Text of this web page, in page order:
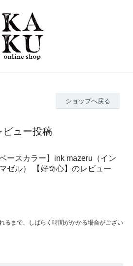
ショップへ戻る
ビュー投稿
ベースカラー】ink mazeru（イン
ゼル） 【好奇心】のレビュー
るまで、しばらく時間がかかる場合がござい